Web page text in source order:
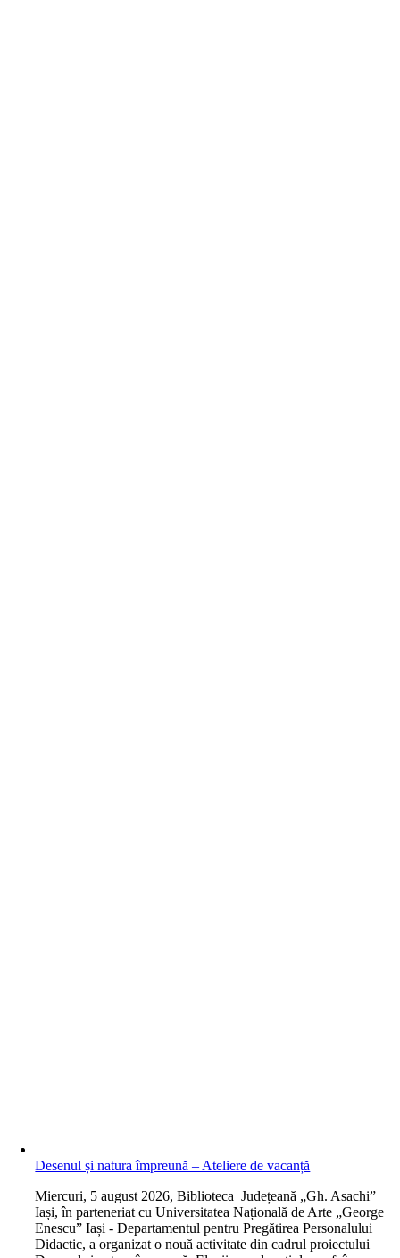
Desenul și natura împreună – Ateliere de vacanță
Miercuri, 5 august 2026, Biblioteca Județeană „Gh. Asachi”
Iași, în parteneriat cu Universitatea Națională de Arte „George
Enescu” Iași - Departamentul pentru Pregătirea Personalului
Didactic, a organizat o nouă activitate din cadrul proiectului